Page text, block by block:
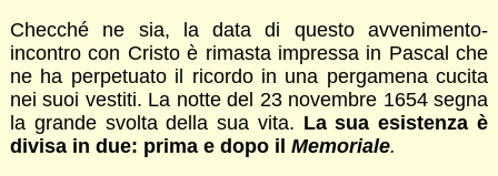
Checché ne sia, la data di questo avvenimento-
incontro con Cristo è rimasta impressa in Pascal che
ne ha perpetuato il ricordo in una pergamena cucita
nei suoi vestiti. La notte del 23 novembre 1654 segna
la grande svolta della sua vita. La sua esistenza è
divisa in due: prima e dopo il Memoriale.